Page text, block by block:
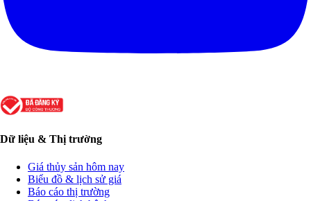
Dữ liệu & Thị trường
Giá thủy sản hôm nay
Biểu đồ & lịch sử giá
Báo cáo thị trường